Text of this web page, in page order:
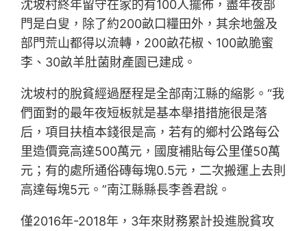
沈坡村終年留守在家的有100人擺佈，盡年夜部
門是白叟，除了約200畝口糧田外，其余地盤及
部門荒山都得以流轉，200畝花椒、100畝脆蜜
李、30畝羊肚菌財產園已建成。
沈坡村的脫貧經過歷程是全部南江縣的縮影。“我
們面對的最年夜短板就是基本舉措措施很是落
后，項目扶植本錢很是高，若有的鄉村公路每公
里造價竟高達500萬元，國度補貼每公里僅50萬
元；有的處所通俗磚每塊0.5元，二次搬運上去則
高達每塊5元。”南江縣縣長李善君說。
僅2016年-2018年，3年來財務累計投進脫貧攻